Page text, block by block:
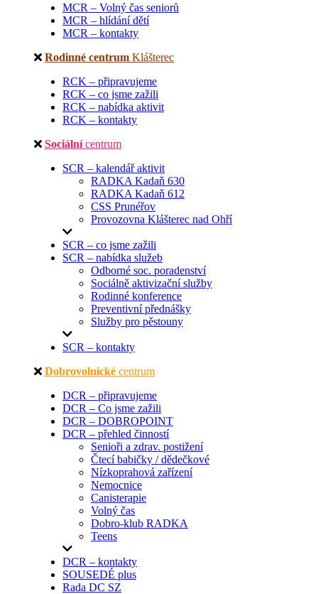
MCR – Volný čas seniorů
MCR – hlídání dětí
MCR – kontakty
Rodinné centrum Klášterec
RCK – připravujeme
RCK – co jsme zažili
RCK – nabídka aktivit
RCK – kontakty
Sociální centrum
SCR – kalendář aktivit
RADKA Kadaň 630
RADKA Kadaň 612
CSS Prunéřov
Provozovna Klášterec nad Ohří
SCR – co jsme zažili
SCR – nabídka služeb
Odborné soc. poradenství
Sociálně aktivizační služby
Rodinné konference
Preventivní přednášky
Služby pro pěstouny
SCR – kontakty
Dobrovolnické centrum
DCR – připravujeme
DCR – Co jsme zažili
DCR – DOBROPOINT
DCR – přehled činností
Senioři a zdrav. postižení
Čtecí babičky / dědečkové
Nízkoprahová zařízení
Nemocnice
Canisterapie
Volný čas
Dobro-klub RADKA
Teens
DCR – kontakty
SOUSEDÉ plus
Rada DC SZ